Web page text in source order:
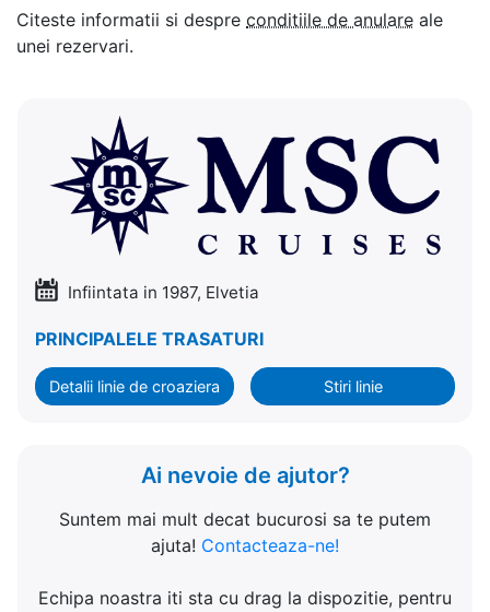
Citeste informatii si despre conditiile de anulare ale
unei rezervari.
Infiintata in 1987, Elvetia
PRINCIPALELE TRASATURI
Detalii linie de croaziera Stiri linie
Ai nevoie de ajutor?
Suntem mai mult decat bucurosi sa te putem
ajuta! Contacteaza-ne!
Echipa noastra iti sta cu drag la dispozitie, pentru